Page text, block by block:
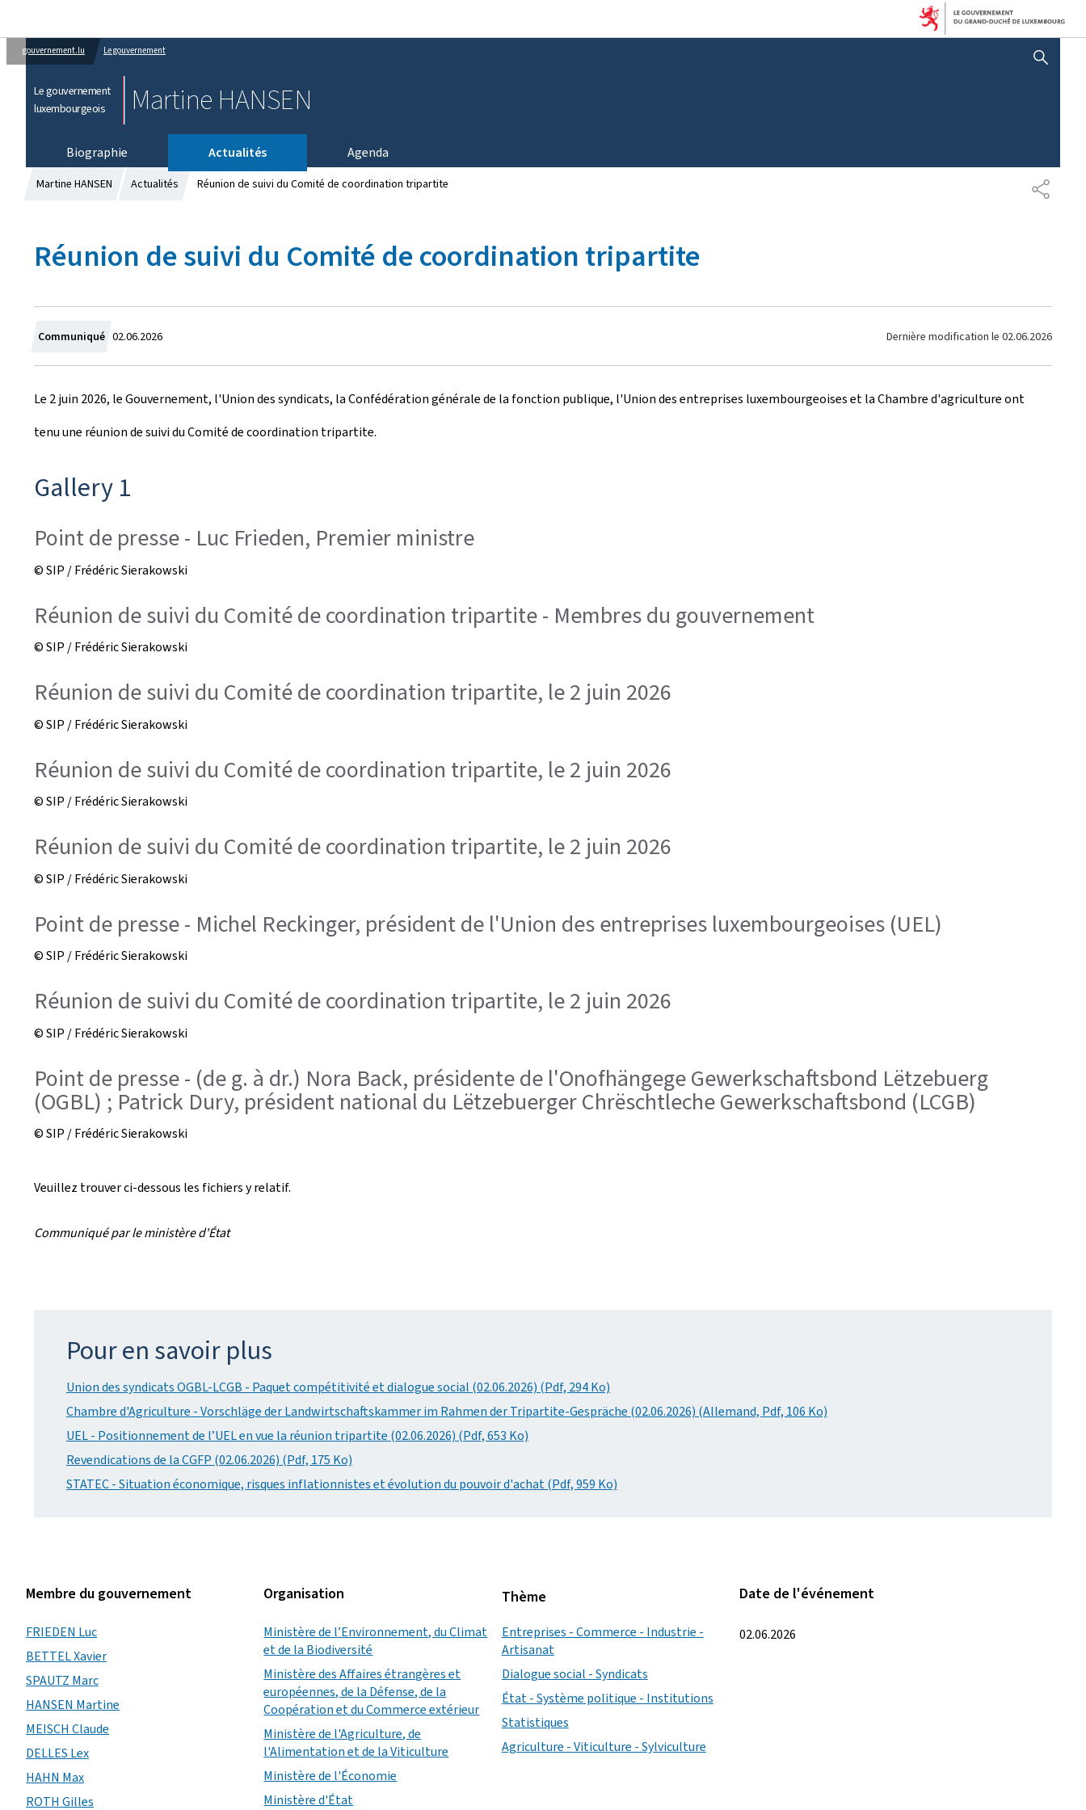
gouvernement.lu Le gouvernement
Le gouvernement
luxembourgeois
Martine HANSEN
AFFICHER / MASQUER LA RECHERCHE
Biographie Actualités Agenda
P
A
Martine HANSEN Actualités Réunion de suivi du Comité de coordination tripartite
Réunion de suivi du Comité de coordination tripartite
Communiqué C
r
é
e
02.06.2026 Dernière modification le 02.06.2026
Le 2 juin 2026, le Gouvernement, l'Union des syndicats, la Confédération générale de la fonction publique, l'Union des entreprises luxembourgeoises et la Chambre d'agriculture ont
tenu une réunion de suivi du Comité de coordination tripartite.
Gallery 1
Point de presse - Luc Frieden, Premier ministre
© SIP / Frédéric Sierakowski
Réunion de suivi du Comité de coordination tripartite - Membres du gouvernement
© SIP / Frédéric Sierakowski
Réunion de suivi du Comité de coordination tripartite, le 2 juin 2026
© SIP / Frédéric Sierakowski
Réunion de suivi du Comité de coordination tripartite, le 2 juin 2026
© SIP / Frédéric Sierakowski
Réunion de suivi du Comité de coordination tripartite, le 2 juin 2026
© SIP / Frédéric Sierakowski
Point de presse - Michel Reckinger, président de l'Union des entreprises luxembourgeoises (UEL)
© SIP / Frédéric Sierakowski
Réunion de suivi du Comité de coordination tripartite, le 2 juin 2026
© SIP / Frédéric Sierakowski
Point de presse - (de g. à dr.) Nora Back, présidente de l'Onofhängege Gewerkschaftsbond Lëtzebuerg
(OGBL) ; Patrick Dury, président national du Lëtzebuerger Chrëschtleche Gewerkschaftsbond (LCGB)
© SIP / Frédéric Sierakowski
Veuillez trouver ci-dessous les fichiers y relatif.
Communiqué par le ministère d'État
Pour en savoir plus
Union des syndicats OGBL-LCGB - Paquet compétitivité et dialogue social (02.06.2026) (Pdf, 294 Ko)
Chambre d'Agriculture - Vorschläge der Landwirtschaftskammer im Rahmen der Tripartite-Gespräche (02.06.2026) (Allemand, Pdf, 106 Ko)
UEL - Positionnement de l’UEL en vue la réunion tripartite (02.06.2026) (Pdf, 653 Ko)
Revendications de la CGFP (02.06.2026) (Pdf, 175 Ko)
STATEC - Situation économique, risques inflationnistes et évolution du pouvoir d'achat (Pdf, 959 Ko)
Membre du gouvernement
FRIEDEN Luc
BETTEL Xavier
SPAUTZ Marc
HANSEN Martine
MEISCH Claude
DELLES Lex
HAHN Max
ROTH Gilles
Organisation
Ministère de l’Environnement, du Climat
et de la Biodiversité
Ministère des Affaires étrangères et
européennes, de la Défense, de la
Coopération et du Commerce extérieur
Ministère de l'Agriculture, de
l'Alimentation et de la Viticulture
Ministère de l'Économie
Ministère d'État
Thème
Entreprises - Commerce - Industrie -
Artisanat
Dialogue social - Syndicats
État - Système politique - Institutions
Statistiques
Agriculture - Viticulture - Sylviculture
Date de l'événement
02.06.2026